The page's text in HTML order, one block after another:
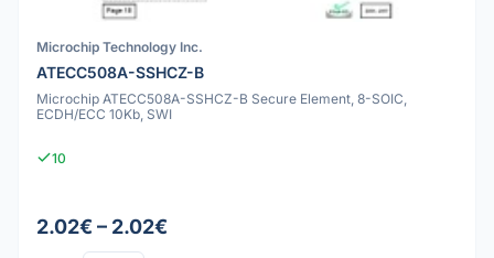
Microchip Technology Inc.
ATECC508A-SSHCZ-B
Microchip ATECC508A-SSHCZ-B Secure Element, 8-SOIC,
ECDH/ECC 10Kb, SWI
10
2.02€ – 2.02€